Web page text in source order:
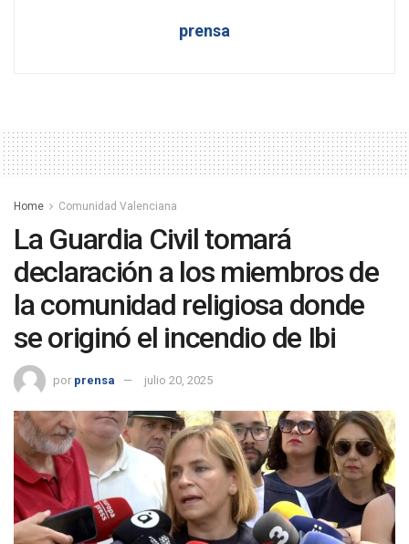
prensa
Home Comunidad Valenciana
La Guardia Civil tomará
declaración a los miembros de
la comunidad religiosa donde
se originó el incendio de Ibi
por prensa julio 20, 2025